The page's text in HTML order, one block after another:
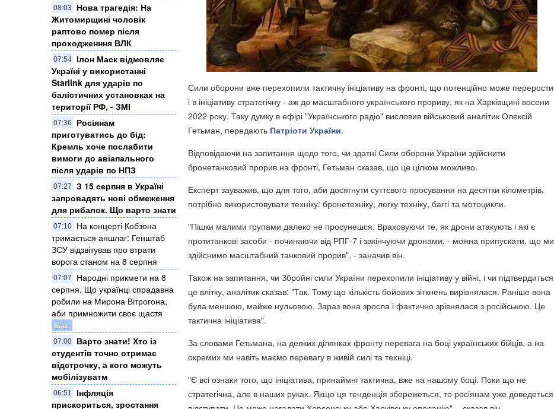
08:03
Нова трагедія: На
Житомирщині чоловік
раптово помер після
проходженння ВЛК
07:54
Ілон Маск відмовляє
Україні у використанні
Starlink для ударів по
балістичних установках на
території РФ, - ЗМІ
07:36
Росіянам
приготуватись до бід:
Кремль хоче послабити
вимоги до авіапального
після ударів по НПЗ
07:27
З 15 серпня в Україні
запровадять нові обмеження
для рибалок. Що варто знати
07:10
На концерті Кобзона
тримається аншлаг: Генштаб
ЗСУ відзвітував про втрати
ворога станом на 8 серпня
07:07
Народні прикмети на 8
серпня. Що українці спрадавна
робили на Мирона Вітрогона,
аби примножити своє щастя
Блог
07:00
Варто знати! Хто із
студентів точно отримає
відстрочку, а кого можуть
мобілізуватм
06:51
Інфляція
прискориться, зростання
Сили оборони вже перехопили тактичну ініціативу на фронті, що потенційно може перерости
і в ініціативу стратегічну - аж до масштабного українського прориву, як на Харківщині восени
2022 року. Таку думку в ефірі "Українського радіо" висловив військовий аналітик Олексій
Гетьман, передають Патріоти України.
Відповідаючи на запитання щодо того, чи здатні Сили оборони України здійснити
бронетанковий прорив на фронті, Гетьман сказав, що це цілком можливо.
Експерт зауважив, що для того, аби досягнути суттєвого просування на десятки кілометрів,
потрібно використовувати техніку: бронетехніку, легку техніку, баггі та мотоцикли.
"Пішки малими групами далеко не просунешся. Враховуючи те, як дрони атакують і які є
протитанкові засоби - починаючи від РПГ-7 і закінчуючи дронами, - можна припускати, що ми
здійснимо масштабний танковий прорив", - заначив він.
Також на запитання, чи Збройні сили України перехопили ініціативу у війні, і чи підтвердиться
це влітку, аналітик сказав: "Так. Тому що кількість бойових зіткнень вирівнялася. Раніше вона
була меншою, майже нульовою. Зараз вона зросла і фактично зрівнялася з російською. Це
тактична ініціатива".
За словами Гетьмана, на деяких ділянках фронту перевага на боці українських бійців, а на
окремих ми навіть маємо перевагу в живій силі та техніці.
"Є всі ознаки того, що ініціатива, принаймні тактична, вже на нашому боці. Поки що не
стратегічна, але в наших руках. Якщо ця тенденція збережеться, то росіянам уже доведеться